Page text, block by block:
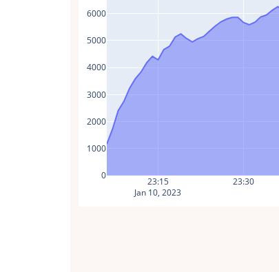
23:15
Jan 10, 2023
23:30
0
1000
2000
3000
4000
5000
6000